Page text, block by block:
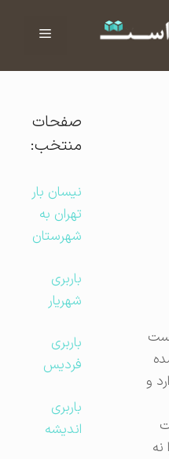
فهرست
صفحات
منتخب:
نیسان بار
تهران به
شهرستان
باربری
شهریار
باربری
فردیس
باربری
اندیشه